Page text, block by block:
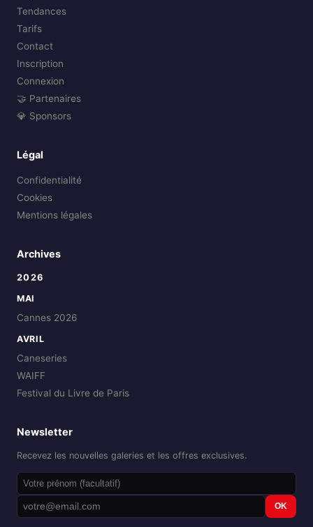
Tendances
Tarifs
Contact
Inscription
Connexion
🤝 Partenaires
💎 Sponsors
Légal
Confidentialité
Cookies
Mentions légales
Archives
2026
MAI
Cannes 2026
AVRIL
Caneseries
WAIFF
Festival du Livre de Paris
Newsletter
Recevez les nouvelles galeries et les offres exclusives.
OK